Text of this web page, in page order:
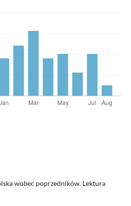
wobec poprzedników. Lektura